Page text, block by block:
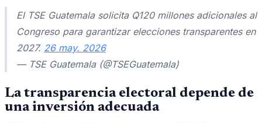
El TSE Guatemala solicita Q120 millones adicionales al
Congreso para garantizar elecciones transparentes en
2027. 26 may. 2026
— TSE Guatemala (@TSEGuatemala)
La transparencia electoral depende de
una inversión adecuada